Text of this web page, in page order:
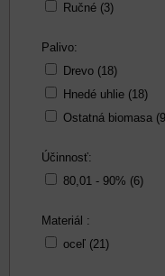
Ručné (3)
Palivo:
Drevo (18)
Hnedé uhlie (18)
Ostatná biomasa
Účinnosť:
80,01 - 90% (6)
Materiál :
oceľ (21)